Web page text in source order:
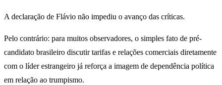
A declaração de Flávio não impediu o avanço das críticas.
Pelo contrário: para muitos observadores, o simples fato de pré-
candidato brasileiro discutir tarifas e relações comerciais diretamente
com o líder estrangeiro já reforça a imagem de dependência política
em relação ao trumpismo.